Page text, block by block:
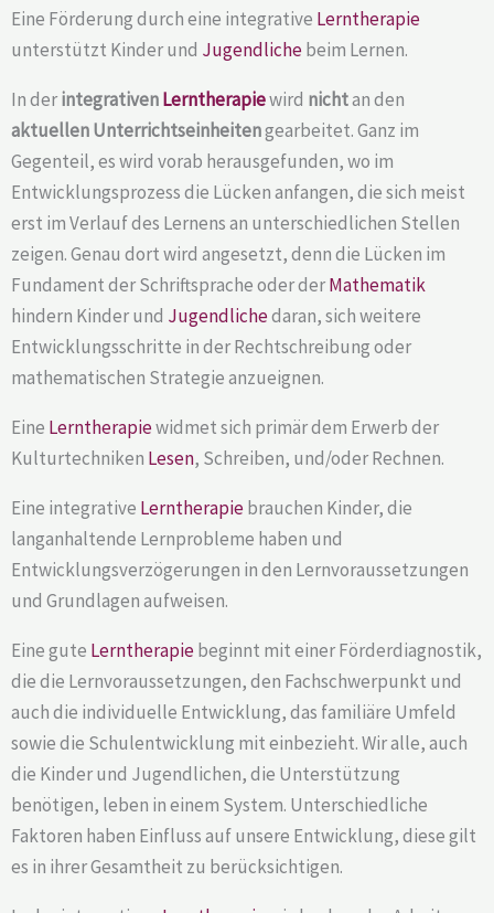
Eine Förderung durch eine integrative Lerntherapie
unterstützt Kinder und Jugendlichebeim Lernen.
In derintegrativenLerntherapiewird nichtan den
aktuellen Unterrichtseinheitengearbeitet. Ganz im
Gegenteil, es wird vorab herausgefunden, wo im
Entwicklungsprozess die Lücken anfangen, die sich meist
erst im Verlauf des Lernens an unterschiedlichen Stellen
zeigen. Genau dort wird angesetzt, denn die Lücken im
Fundament der Schriftsprache oder derMathematik
hindern Kinder und Jugendlichedaran, sich weitere
Entwicklungsschritte in der Rechtschreibung oder
mathematischen Strategie anzueignen.
Eine Lerntherapiewidmet sich primär dem Erwerb der
Kulturtechniken Lesen, Schreiben, und/oder Rechnen.
Eine integrative Lerntherapiebrauchen Kinder, die
langanhaltende Lernprobleme haben und
Entwicklungsverzögerungen in den Lernvoraussetzungen
und Grundlagen aufweisen.
Eine gute Lerntherapiebeginnt mit einer Förderdiagnostik,
die die Lernvoraussetzungen, den Fachschwerpunkt und
auch die individuelle Entwicklung, das familiäre Umfeld
sowie die Schulentwicklung mit einbezieht. Wir alle, auch
die Kinder und Jugendlichen, die Unterstützung
benötigen, leben in einem System. Unterschiedliche
Faktoren haben Einfluss auf unsere Entwicklung, diese gilt
es in ihrer Gesamtheit zu berücksichtigen.